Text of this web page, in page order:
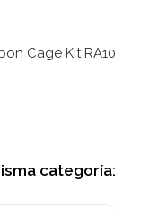
Cage Kit RA10
categoría: